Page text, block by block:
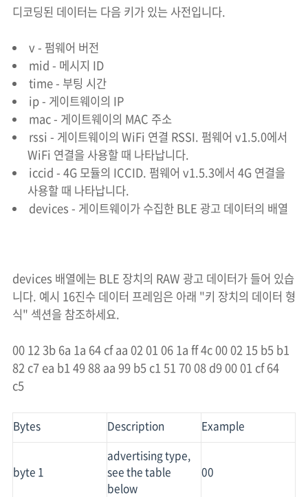
디코딩된 데이터는 다음 키가 있는 사전입니다.
v - 펌웨어 버전
mid - 메시지 ID
time - 부팅 시간
ip - 게이트웨이의 IP
mac - 게이트웨이의 MAC 주소
rssi - 게이트웨이의 WiFi 연결 RSSI. 펌웨어 v1.5.0에서
WiFi 연결을 사용할 때 나타납니다.
iccid - 4G 모듈의 ICCID. 펌웨어 v1.5.3에서 4G 연결을
사용할 때 나타납니다.
devices - 게이트웨이가 수집한 BLE 광고 데이터의 배열
devices 배열에는 BLE 장치의 RAW 광고 데이터가 들어 있습
니다. 예시 16진수 데이터 프레임은 아래 "키 장치의 데이터 형
식" 섹션을 참조하세요.
00 12 3b 6a 1a 64 cf aa 02 01 06 1a ff 4c 00 02 15 b5 b1
82 c7 ea b1 49 88 aa 99 b5 c1 51 70 08 d9 00 01 cf 64
c5
Bytes Description Example
byte 1
advertising type,
see the table
below
00